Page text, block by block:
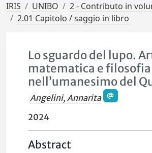
IRIS UNIBO
2 - Contributo in
2.01 Capitolo / saggio in libro
Lo sguardo del lupo.
matematica e filosofia
nell’umanesimo del
Angelini, Annarita
2024
Abstract